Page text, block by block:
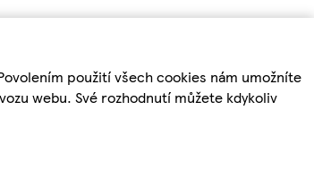
použití všech cookies nám umožníte
webu. Své rozhodnutí můžete kdykoliv